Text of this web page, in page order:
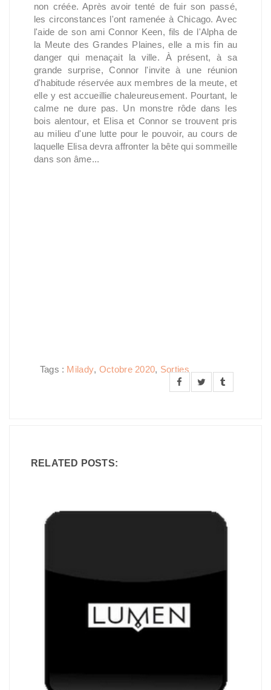
non créée. Après avoir tenté de fuir son passé,
les circonstances l'ont ramenée à Chicago. Avec
l'aide de son ami Connor Keen, fils de l'Alpha de
la Meute des Grandes Plaines, elle a mis fin au
danger qui menaçait la ville. À présent, à sa
grande surprise, Connor l'invite à une réunion
d'habitude réservée aux membres de la meute, et
elle y est accueillie chaleureusement. Pourtant, le
calme ne dure pas. Un monstre rôde dans les
bois alentour, et Elisa et Connor se trouvent pris
au milieu d'une lutte pour le pouvoir, au cours de
laquelle Elisa devra affronter la bête qui sommeille
dans son âme...
Tags : Milady, Octobre 2020, Sorties
RELATED POSTS: